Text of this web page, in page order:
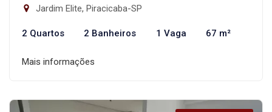
Jardim Elite, Piracicaba-SP
2 Quartos 2 Banheiros 1 Vaga 67 m²
Mais informações